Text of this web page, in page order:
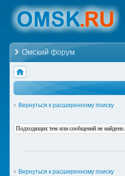
Омский форум
Вернуться к расширенному поиску
Подходящих тем или сообщений не найдено.
Вернуться к расширенному поиску